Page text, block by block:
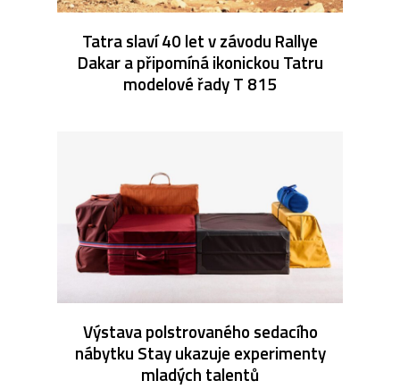
Tatra slaví 40 let v závodu Rallye
Dakar a připomíná ikonickou Tatru
modelové řady T 815
Výstava polstrovaného sedacího
nábytku Stay ukazuje experimenty
mladých talentů